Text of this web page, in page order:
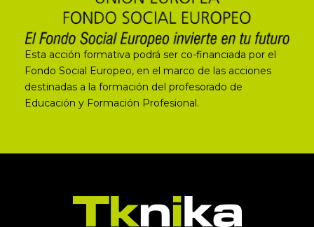
Esta acción formativa podrá ser co-financiada por el
Fondo Social Europeo, en el marco de las acciones
destinadas a la formación del profesorado de
Educación y Formación Profesional.